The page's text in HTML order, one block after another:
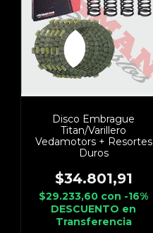
Disco Embrague
Titan/Varillero
Vedamotors + Resortes
Duros
$34.801,91
$29.233,60 con -16%
DESCUENTO en
Transferencia